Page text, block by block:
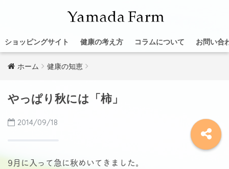
ショッピングサイト 健康の考え方 コラムについて お問い合
ホーム 健康の知恵
やっぱり秋には「柿」
2014/09/18
9月に入って急に秋めいてきました。